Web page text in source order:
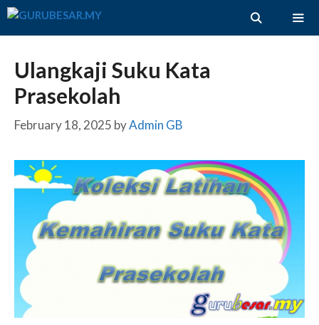
Skip
Ulangkaji Suku Kata
Prasekolah
February 18, 2025 byAdmin GB